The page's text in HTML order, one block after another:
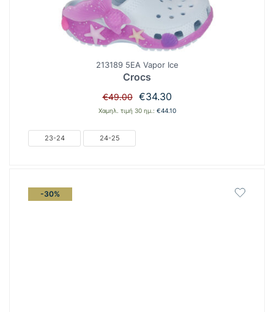
213189 5EA Vapor Ice
Crocs
€49.00
Original
price
€34.30Η
τρέχουσα
Χαμηλ. τιμή 30 ημ.: €44.10
23-24 24-25
-30%